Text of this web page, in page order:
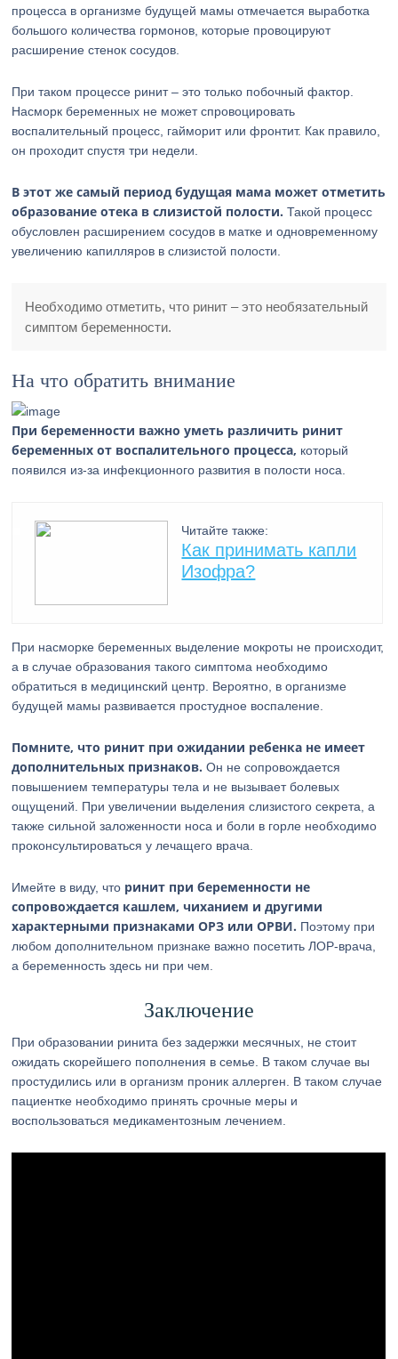
процесса в организме будущей мамы отмечается выработка
большого количества гормонов, которые провоцируют
расширение стенок сосудов.
При таком процессе ринит – это только побочный фактор.
Насморк беременных не может спровоцировать
воспалительный процесс, гайморит или фронтит. Как правило,
он проходит спустя три недели.
В этот же самый период будущая мама может отметить
образование отека в слизистой полости. Такой процесс
обусловлен расширением сосудов в матке и одновременному
увеличению капилляров в слизистой полости.
Необходимо отметить, что ринит – это необязательный
симптом беременности.
На что обратить внимание
При беременности важно уметь различить ринит
беременных от воспалительного процесса, который
появился из-за инфекционного развития в полости носа.
Читайте также:
Как принимать капли
Изофра?
При насморке беременных выделение мокроты не происходит,
а в случае образования такого симптома необходимо
обратиться в медицинский центр. Вероятно, в организме
будущей мамы развивается простудное воспаление.
Помните, что ринит при ожидании ребенка не имеет
дополнительных признаков. Он не сопровождается
повышением температуры тела и не вызывает болевых
ощущений. При увеличении выделения слизистого секрета, а
также сильной заложенности носа и боли в горле необходимо
проконсультироваться у лечащего врача.
Имейте в виду, что ринит при беременности не
сопровождается кашлем, чиханием и другими
характерными признаками ОРЗ или ОРВИ. Поэтому при
любом дополнительном признаке важно посетить ЛОР-врача,
а беременность здесь ни при чем.
Заключение
При образовании ринита без задержки месячных, не стоит
ожидать скорейшего пополнения в семье. В таком случае вы
простудились или в организм проник аллерген. В таком случае
пациентке необходимо принять срочные меры и
воспользоваться медикаментозным лечением.